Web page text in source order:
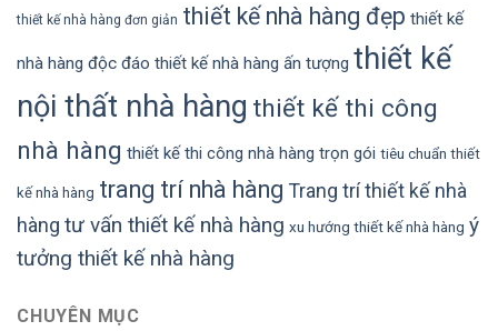
thiết kế nhà hàng đơn giản thiết kế nhà hàng đẹp thiết kế
nhà hàng độc đáo thiết kế nhà hàng ấn tượng thiết kế
nội thất nhà hàng thiết kế thi công
nhà hàng thiết kế thi công nhà hàng trọn gói tiêu chuẩn thiết
kế nhà hàng trang trí nhà hàng Trang trí thiết kế nhà
hàng tư vấn thiết kế nhà hàng xu hướng thiết kế nhà hàng ý
tưởng thiết kế nhà hàng
CHUYÊN MỤC